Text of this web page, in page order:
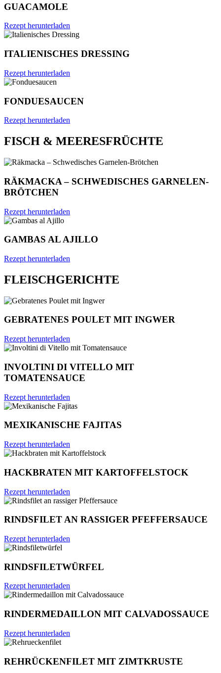
GUACAMOLE
Rezept herunterladen
ITALIENISCHES DRESSING
Rezept herunterladen
FONDUESAUCEN
Rezept herunterladen
FISCH & MEERESFRÜCHTE
RÄKMACKA – SCHWEDISCHES GARNELEN-
BRÖTCHEN
Rezept herunterladen
GAMBAS AL AJILLO
Rezept herunterladen
FLEISCHGERICHTE
GEBRATENES POULET MIT INGWER
Rezept herunterladen
INVOLTINI DI VITELLO MIT
TOMATENSAUCE
Rezept herunterladen
MEXIKANISCHE FAJITAS
Rezept herunterladen
HACKBRATEN MIT KARTOFFELSTOCK
Rezept herunterladen
RINDSFILET AN RASSIGER PFEFFERSAUCE
Rezept herunterladen
RINDSFILETWÜRFEL
Rezept herunterladen
RINDERMEDAILLON MIT CALVADOSSAUCE
Rezept herunterladen
REHRÜCKENFILET MIT ZIMTKRUSTE